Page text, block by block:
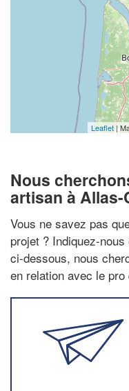
Leaflet|
Nous
artisan à Allas-
Vous ne savez pas
projet ? Indiquez-
ci-dessous, nous
en relation avec le pro